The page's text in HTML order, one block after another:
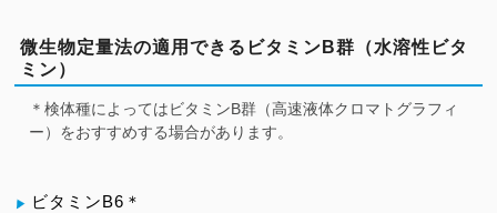
微生物定量法の適用できるビタミンB群（水溶性ビタ
ミン）
＊検体種によってはビタミンB群（高速液体クロマトグラフィ
ー）をおすすめする場合があります。
ビタミンB6＊